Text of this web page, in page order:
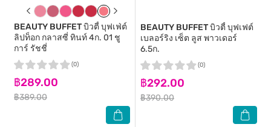
BEAUTY BUFFETบิวตี้ บุฟเฟ่ต์
ลิปท็อก กลาสซี่ ทินท์ 4ก. 01 ชู
การ์ รัชชี่
฿289.00
฿389.00
(0)
BEAUTY BUFFETบิวตี้ บุฟเฟต์
เบลอร์ริง เซ็ต ลูส พาวเดอร์
6.5ก.
฿292.00
฿390.00
(0)